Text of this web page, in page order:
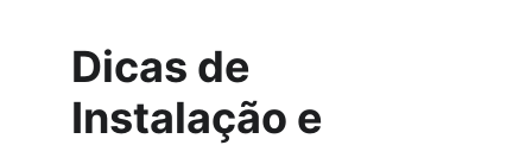
Dicas de
Instalação e